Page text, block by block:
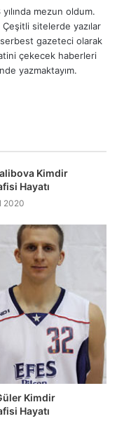
mezun oldum.
sitelerde yazılar
gazeteci olarak
çekecek haberleri
yazmaktayım.
Kimdir
Hayatı
2020
Kimdir
Hayatı